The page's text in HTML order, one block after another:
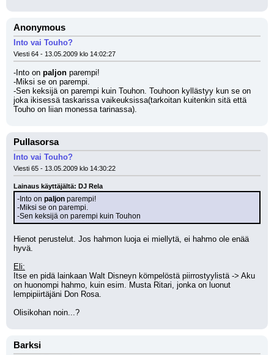
Anonymous
Into vai Touho?
Viesti 64 - 13.05.2009 klo 14:02:27
-Into on paljon parempi!
-Miksi se on parempi.
-Sen keksijä on parempi kuin Touhon. Touhoon kyllästyy kun se on
joka ikisessä taskarissa vaikeuksissa(tarkoitan kuitenkin sitä että
Touho on liian monessa tarinassa).
Pullasorsa
Into vai Touho?
Viesti 65 - 13.05.2009 klo 14:30:22
Lainaus käyttäjältä: DJ Rela
-Into on paljon parempi!
-Miksi se on parempi.
-Sen keksijä on parempi kuin Touhon
Hienot perustelut. Jos hahmon luoja ei miellytä, ei hahmo ole enää
hyvä.
Eli:
Itse en pidä lainkaan Walt Disneyn kömpelöstä piirrostyylistä -> Aku
on huonompi hahmo, kuin esim. Musta Ritari, jonka on luonut
lempipiirtäjäni Don Rosa.
Olisikohan noin...?
Barksi